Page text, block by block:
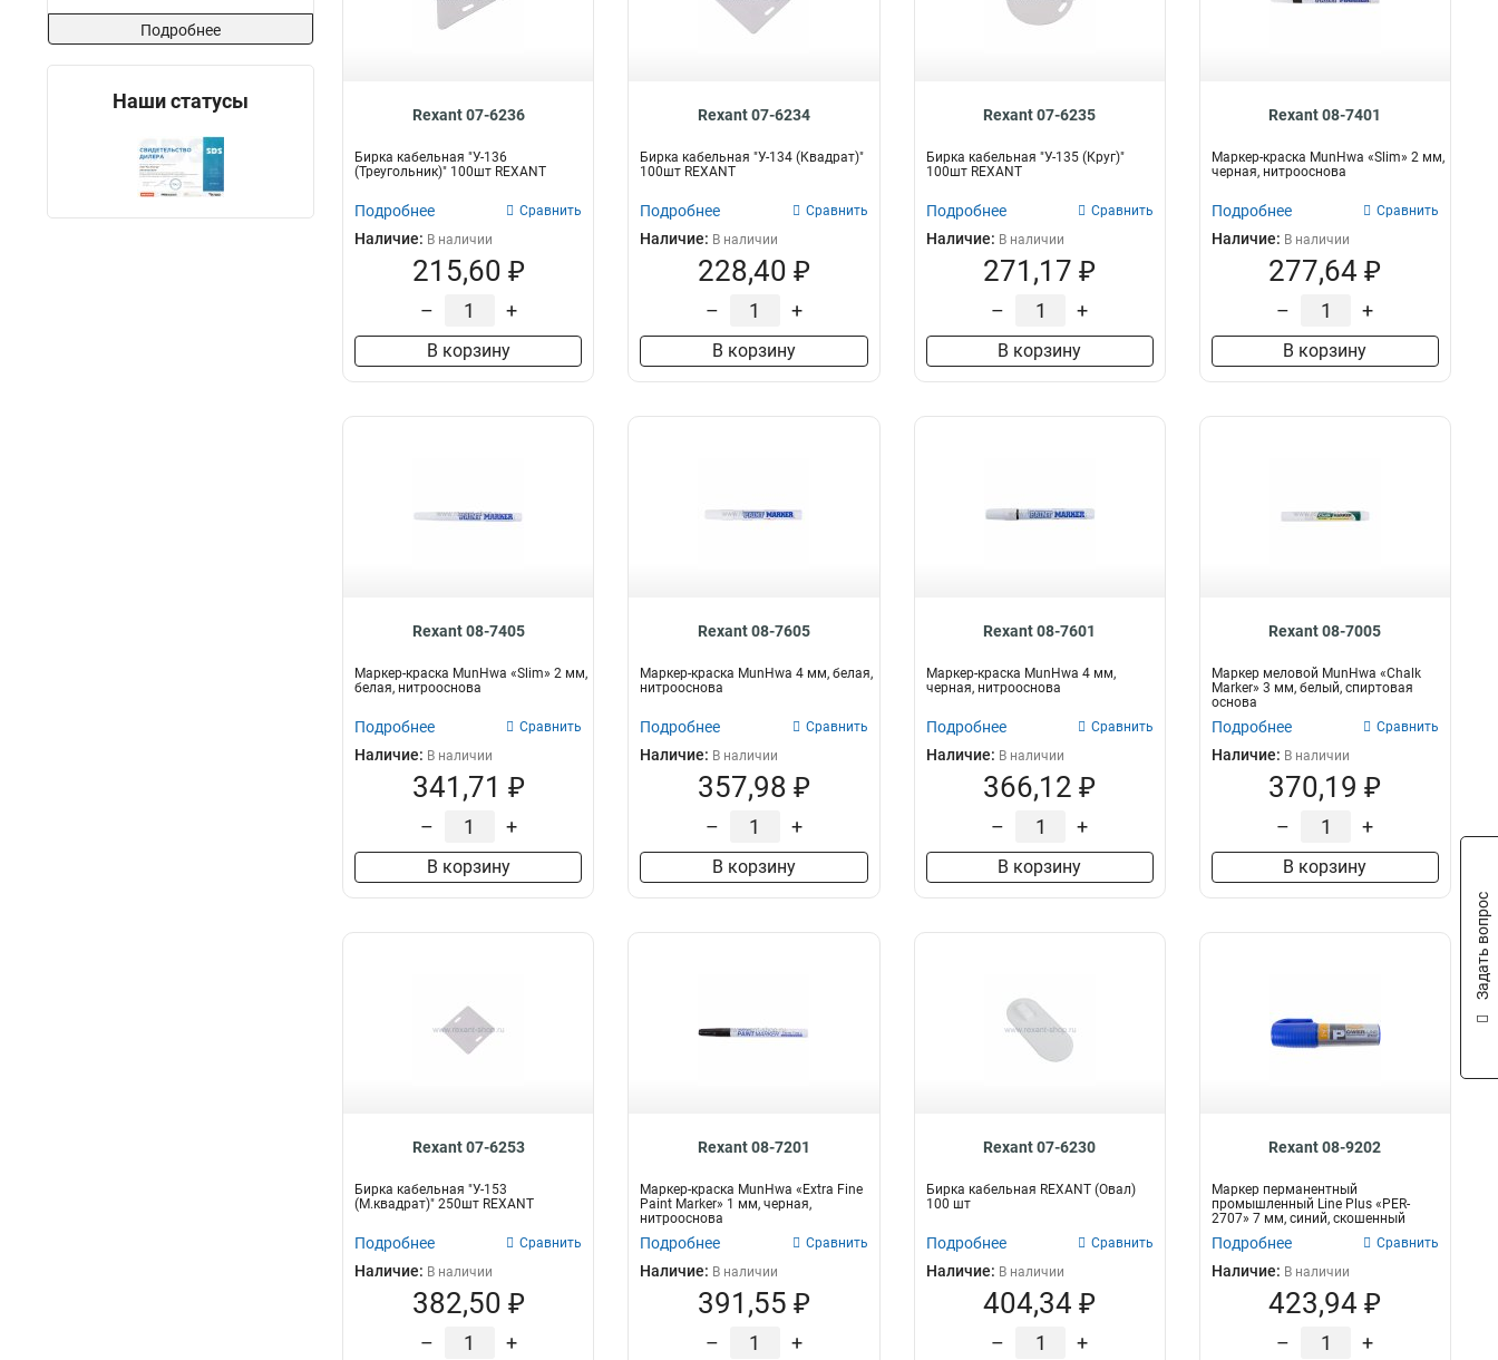
Подробнее
Наши статусы
Rexant 07-6236
Бирка кабельная "У-136
(Треугольник)" 100шт REXANT
Подробнее Сравнить
Наличие: В наличии
215,60 ₽
– +
В корзину
Rexant 07-6234
Бирка кабельная "У-134 (Квадрат)"
100шт REXANT
Подробнее Сравнить
Наличие: В наличии
228,40 ₽
– +
В корзину
Rexant 07-6235
Бирка кабельная "У-135 (Круг)"
100шт REXANT
Подробнее Сравнить
Наличие: В наличии
271,17 ₽
– +
В корзину
Rexant 08-7401
Маркер-краска MunHwa «Slim» 2 мм,
черная, нитрооснова
Подробнее Сравнить
Наличие: В наличии
277,64 ₽
– +
В корзину
Rexant 08-7405
Маркер-краска MunHwa «Slim» 2 мм,
белая, нитрооснова
Подробнее Сравнить
Наличие: В наличии
341,71 ₽
– +
В корзину
Rexant 08-7605
Маркер-краска MunHwa 4 мм, белая,
нитрооснова
Подробнее Сравнить
Наличие: В наличии
357,98 ₽
– +
В корзину
Rexant 08-7601
Маркер-краска MunHwa 4 мм,
черная, нитрооснова
Подробнее Сравнить
Наличие: В наличии
366,12 ₽
– +
В корзину
Rexant 08-7005
Маркер меловой MunHwa «Chalk
Marker» 3 мм, белый, спиртовая
основа
Подробнее Сравнить
Наличие: В наличии
370,19 ₽
– +
В корзину
Rexant 07-6253
Бирка кабельная "У-153
(М.квадрат)" 250шт REXANT
Подробнее Сравнить
Наличие: В наличии
382,50 ₽
– +
Rexant 08-7201
Маркер-краска MunHwa «Extra Fine
Paint Marker» 1 мм, черная,
нитрооснова
Подробнее Сравнить
Наличие: В наличии
391,55 ₽
– +
Rexant 07-6230
Бирка кабельная REXANT (Овал)
100 шт
Подробнее Сравнить
Наличие: В наличии
404,34 ₽
– +
Rexant 08-9202
Маркер перманентный
промышленный Line Plus «PER-
2707» 7 мм, синий, скошенный
Подробнее Сравнить
Наличие: В наличии
423,94 ₽
– +
Задать вопрос